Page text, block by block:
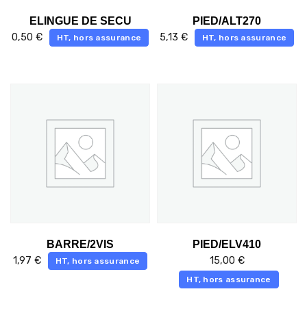
ELINGUE DE SECU
0,50 € HT, hors assurance
PIED/ALT270
5,13 € HT, hors assurance
BARRE/2VIS
1,97 € HT, hors assurance
PIED/ELV410
15,00 €
HT, hors assurance